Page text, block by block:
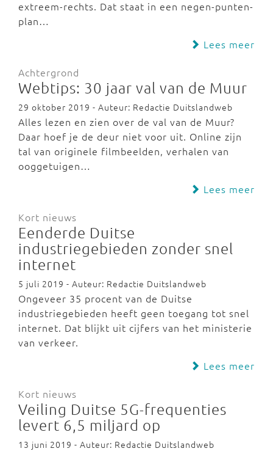
extreem-rechts. Dat staat in een negen-punten-
plan…
Lees meer
Achtergrond
Webtips: 30 jaar val van de Muur
29 oktober 2019 - Auteur: Redactie Duitslandweb
Alles lezen en zien over de val van de Muur?
Daar hoef je de deur niet voor uit. Online zijn
tal van originele filmbeelden, verhalen van
ooggetuigen…
Lees meer
Kort nieuws
Eenderde Duitse
industriegebieden zonder snel
internet
5 juli 2019 - Auteur: Redactie Duitslandweb
Ongeveer 35 procent van de Duitse
industriegebieden heeft geen toegang tot snel
internet. Dat blijkt uit cijfers van het ministerie
van verkeer.
Lees meer
Kort nieuws
Veiling Duitse 5G-frequenties
levert 6,5 miljard op
13 juni 2019 - Auteur: Redactie Duitslandweb